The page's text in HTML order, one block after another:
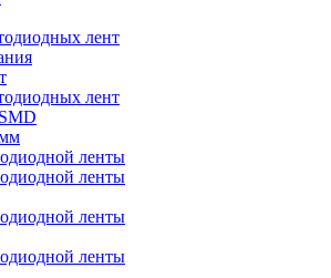
лент
лент
ленты
ленты
ленты
ленты